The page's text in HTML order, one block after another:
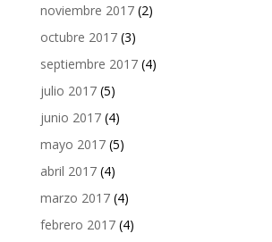
noviembre 2017(2)
octubre 2017(3)
septiembre 2017(4)
julio 2017(5)
junio 2017(4)
mayo 2017(5)
abril 2017(4)
marzo 2017(4)
febrero 2017(4)